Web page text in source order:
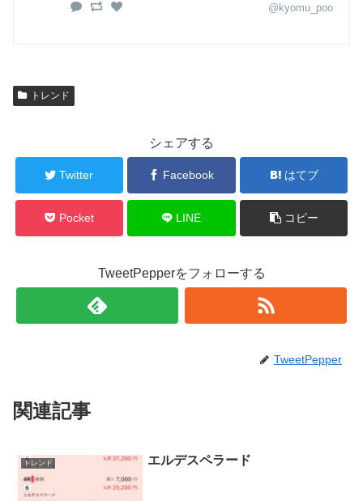
@kyomu_poo
トレンド
シェアする
Twitter Facebook はてブ
Pocket LINE コピー
TweetPepperをフォローする
TweetPepper
関連記事
トレンド エルデスペラード